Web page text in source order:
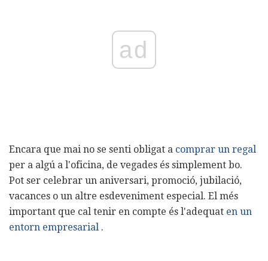
ad
Encara que mai no se senti obligat a comprar un regal
per a algú a l'oficina, de vegades és simplement bo.
Pot ser celebrar un aniversari, promoció, jubilació,
vacances o un altre esdeveniment especial. El més
important que cal tenir en compte és l'adequat en un
entorn empresarial .